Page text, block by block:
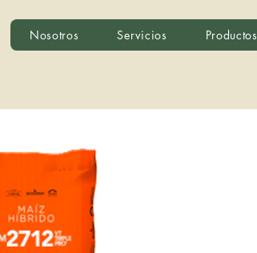
Nosotros Servicios Productos